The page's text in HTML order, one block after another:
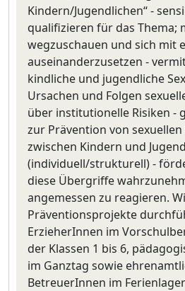
Kindern/Jugendlichen“ -
qualifizieren für das Thema;
wegzuschauen und sich mit
auseinanderzusetzen -
kindliche und jugendliche
Ursachen und Folgen
über institutionelle Risiken -
zur Prävention von
zwischen Kindern und
(individuell/strukturell) -
diese Übergriffe
angemessen zu reagieren.
Präventionsprojekte
ErzieherInnen im
der Klassen 1 bis 6,
im Ganztag sowie
BetreuerInnen im